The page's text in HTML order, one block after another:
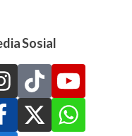
Sosial